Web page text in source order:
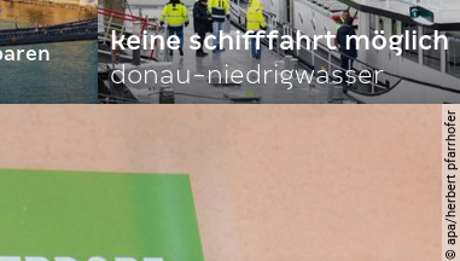
keine schifffahrt möglich
donau-niedrigwasser
© apa/herbert pfarrhofer